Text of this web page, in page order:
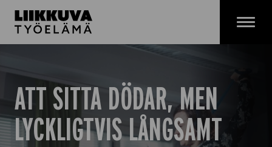
Hoppa
innehåll
Menu
ATT SITTA DÖDAR, MEN
LYCKLIGTVIS LÅNGSAMT